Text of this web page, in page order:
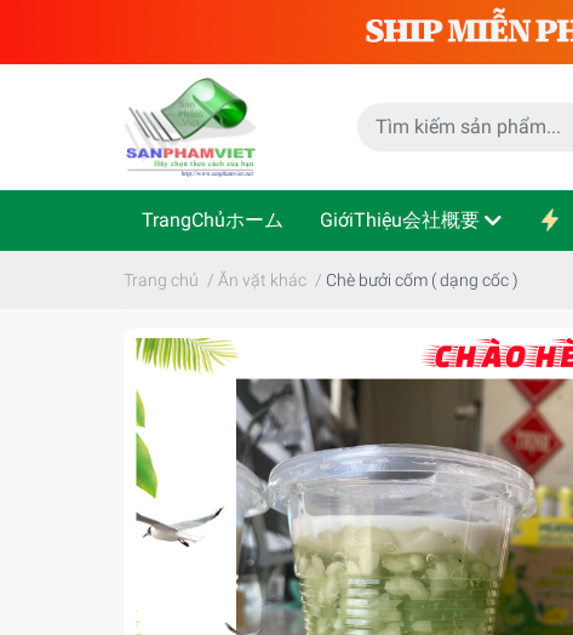
TrangChủホーム GiớiThiệu会社概要
Trang chủ / Ăn vặt khác / Chè bưởi cốm ( dạng cốc )